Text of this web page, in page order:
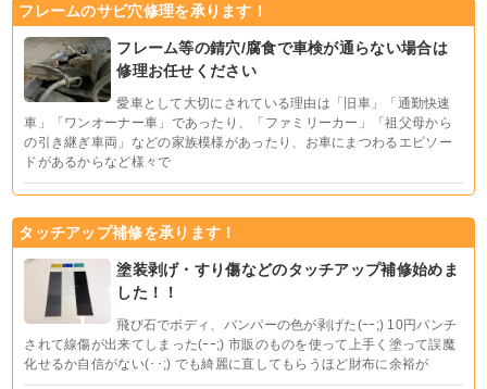
フレームのサビ穴修理を承ります！
フレーム等の錆穴/腐食で車検が通らない場合は
修理お任せください
愛車として大切にされている理由は「旧車」「通勤快速
車」「ワンオーナー車」であったり、「ファミリーカー」「祖父母から
の引き継ぎ車両」などの家族模様があったり、お車にまつわるエピソー
ドがあるからなど様々で
タッチアップ補修を承ります！
塗装剥げ・すり傷などのタッチアップ補修始めま
した！！
飛び石でボディ、バンパーの色が剥げた(ｰｰ;) 10円パンチ
されて線傷が出来てしまった(ｰｰ;) 市販のものを使って上手く塗って誤魔
化せるか自信がない(･･;) でも綺麗に直してもらうほど財布に余裕が